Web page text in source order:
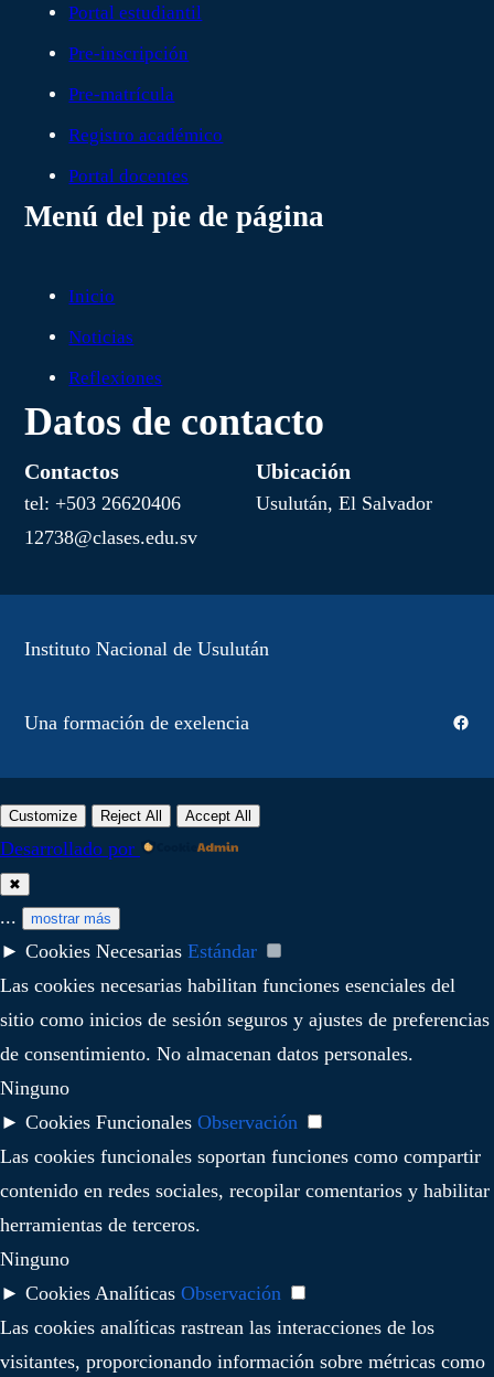
Portal estudiantil
Pre-inscripción
Pre-matrícula
Registro académico
Portal docentes
Menú del pie de página
Inicio
Noticias
Reflexiones
Datos de contacto
Contactos
tel: +503 26620406
12738@clases.edu.sv
Ubicación
Usulután, El Salvador
Instituto Nacional de Usulután
Una formación de exelencia
Customize Reject All Accept All
Desarrollado por
✖
... mostrar más
► Cookies Necesarias Estándar
Las cookies necesarias habilitan funciones esenciales del
sitio como inicios de sesión seguros y ajustes de preferencias
de consentimiento. No almacenan datos personales.
Ninguno
► Cookies Funcionales Observación
Las cookies funcionales soportan funciones como compartir
contenido en redes sociales, recopilar comentarios y habilitar
herramientas de terceros.
Ninguno
► Cookies Analíticas Observación
Las cookies analíticas rastrean las interacciones de los
visitantes, proporcionando información sobre métricas como